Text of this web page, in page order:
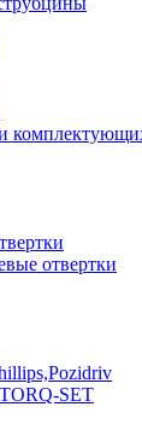
отвертки
SET